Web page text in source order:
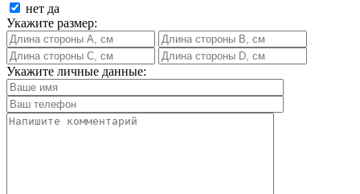
нет да
Укажите размер:
Укажите личные данные: